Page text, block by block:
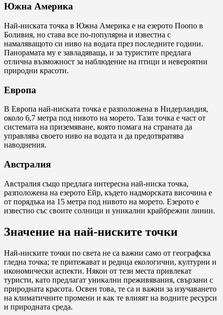
Южна Америка
Най-ниската точка в Южна Америка е на езерото Поопо в
Боливия, но става все по-популярна и известна с
намаляващото си ниво на водата през последните години.
Панорамата му е завладяваща, и за туристите предлага
отлична възможност за наблюдение на птици и невероятни
природни красоти.
Европа
В Европа най-ниската точка е разположена в Нидерландия,
около 6,7 метра под нивото на морето. Тази точка е част от
системата на приземяване, която помага на страната да
управлява своето ниво на водата и да предотвратява
наводнения.
Австралия
Австралия също предлага интересна най-ниска точка,
разположена на езерото Ейр, където надморската височина е
от порядъка на 15 метра под нивото на морето. Езерото е
известно със своите солници и уникални крайбрежни линии.
Значение на най-ниските точки
Най-ниските точки по света не са важни само от географска
гледна точка; те притежават и редица екологични, културни и
икономически аспекти. Някои от тези места привлекат
туристи, като предлагат уникални преживявания, свързани с
природната красота. Освен това, те са и важни за изучаването
на климатичните промени и как те влияят на водните ресурси
и природната среда.